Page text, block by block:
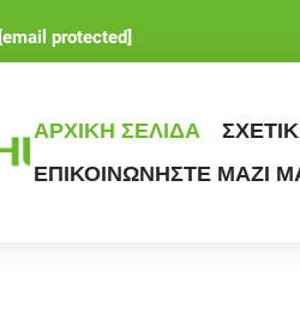
[email protected]
ΑΡΧΙΚΗ ΣΕΛΙΔΑ
ΕΠΙΚΟΙΝΩΝΗΣΤΕ ΜΑΖΙ